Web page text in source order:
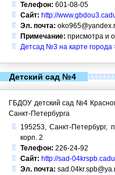
Телефон: 601-08-05
Сайт: http://
Эл. почта:
Примечание: присмотра и
Детсад №3 на карте города
Детский сад №4
ГБДОУ детский сад №4
Санкт-Петербурга
195253, Санкт-Петербург,
корп. 2
Телефон: 226-24-92
Сайт: http://sad-
Эл. почта: